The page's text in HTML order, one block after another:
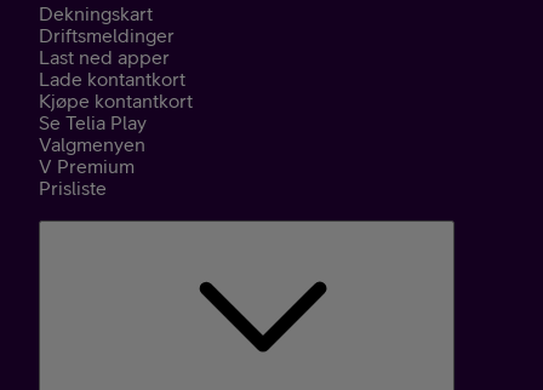
Dekningskart
Driftsmeldinger
Last ned apper
Lade kontantkort
Kjøpe kontantkort
Se Telia Play
Valgmenyen
V Premium
Prisliste